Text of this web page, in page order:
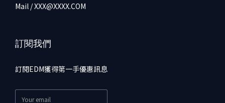
Mail / XXX@XXXX.COM
訂閱我們
訂閱EDM獲得第一手優惠訊息